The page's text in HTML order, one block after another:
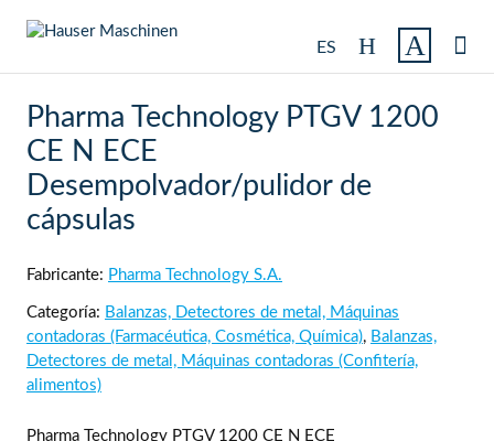
ES 
Pharma Technology PTGV 1200
CE N ECE
Desempolvador/pulidor de
cápsulas
Fabricante: Pharma Technology S.A.
Categoría: Balanzas, Detectores de metal, Máquinas
contadoras (Farmacéutica, Cosmética, Química), Balanzas,
Detectores de metal, Máquinas contadoras (Confitería,
alimentos)
Pharma Technology PTGV 1200 CE N ECE